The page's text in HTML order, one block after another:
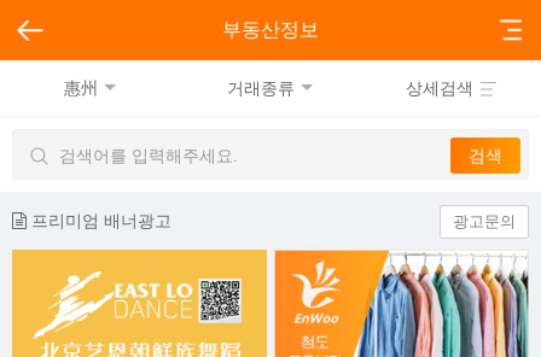
부동산정보
惠州 거래종류 상세검색
프리미엄 배너광고 광고문의